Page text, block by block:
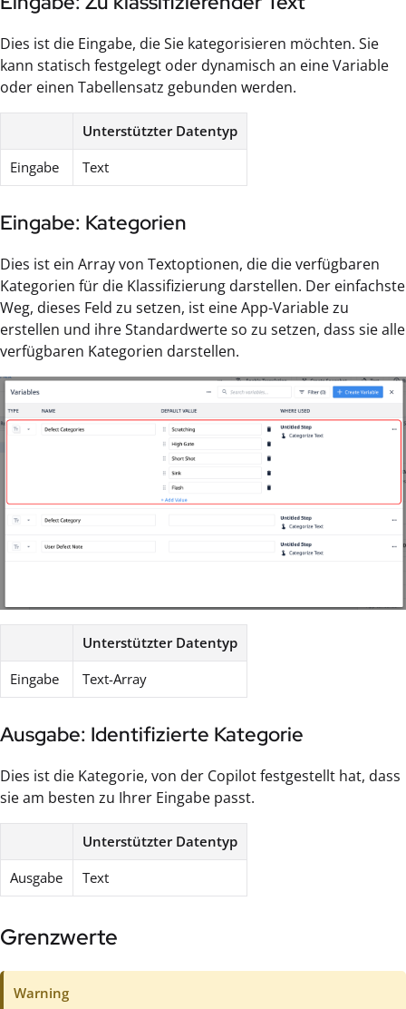
Dies ist die Eingabe, die Sie kategorisieren möchten. Sie
kann statisch festgelegt oder dynamisch an eine Variable
oder einen Tabellensatz gebunden werden.
Unterstützter Datentyp
Eingabe
Text
Eingabe: Kategorien
Dies ist ein Array von Textoptionen, die die verfügbaren
Kategorien für die Klassifizierung darstellen. Der einfachste
Weg, dieses Feld zu setzen, ist eine App-Variable zu
erstellen und ihre Standardwerte so zu setzen, dass sie alle
verfügbaren Kategorien darstellen.
Unterstützter Datentyp
Eingabe
Text-Array
Ausgabe: Identifizierte Kategorie
Dies ist die Kategorie, von der Copilot festgestellt hat, dass
sie am besten zu Ihrer Eingabe passt.
Unterstützter Datentyp
Ausgabe
Text
Grenzwerte
Warning